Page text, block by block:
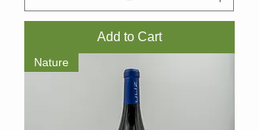
Add to Cart
Nature